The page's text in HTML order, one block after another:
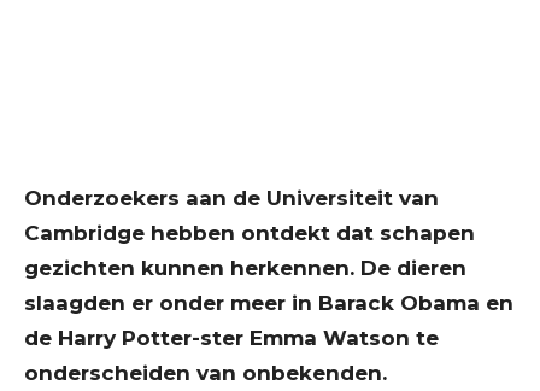
Onderzoekers aan de Universiteit van
Cambridge hebben ontdekt dat schapen
gezichten kunnen herkennen. De dieren
slaagden er onder meer in Barack Obama en
de Harry Potter-ster Emma Watson te
onderscheiden van onbekenden.